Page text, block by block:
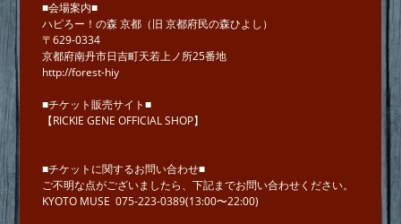
■会場案内■
ハピろー！の森 京都（旧 京都府民の森ひよし）
〒629-0334
京都府南丹市日吉町天若上ノ所25番地
http://forest-hiy
■チケット販売サイト■
【RICKIE GENE OFFICIAL SHOP】
■チケットに関するお問い合わせ■
ご不明な点がございましたら、下記までお問い合わせください。
KYOTO MUSE 075-223-0389(13:00〜22:00)